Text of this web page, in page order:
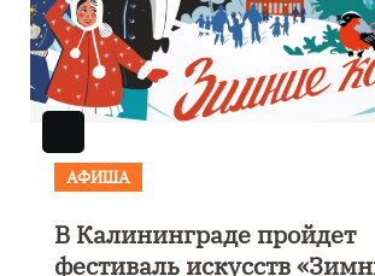
АФИША
В Калининграде пройдет
фестиваль искусств